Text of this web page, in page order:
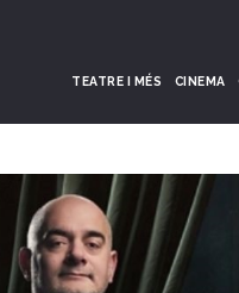
TEATRE I MÉS CINEMA